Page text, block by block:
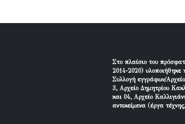
Στο πλαίσιο του
2014-2020) υλοποιήθηκε
Συλλογή εγγράφων/
3, Αρχείο Δημητρίου
και 04, Αρχείο
αντικείμενα (έργα